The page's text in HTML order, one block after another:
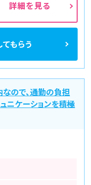
詳細を見る
もらう
ので、通勤の負担
ニケーションを積極